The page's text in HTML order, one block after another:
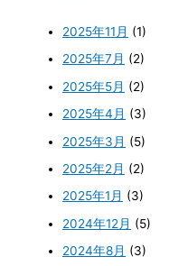
2025年11月 (1)
2025年7月 (2)
2025年5月 (2)
2025年4月 (3)
2025年3月 (5)
2025年2月 (2)
2025年1月 (3)
2024年12月 (5)
2024年8月 (3)